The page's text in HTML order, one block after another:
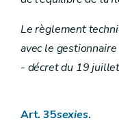
Le règlement
avec le
- décret du 19
Art. 35sexies.